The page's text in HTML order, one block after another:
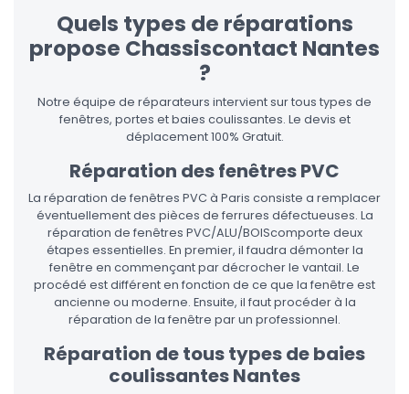
Quels types de réparations
propose Chassiscontact Nantes
?
Notre équipe de réparateurs intervient sur tous types de
fenêtres, portes et baies coulissantes. Le devis et
déplacement 100% Gratuit.
Réparation des fenêtres PVC
La réparation de fenêtres PVC à Paris consiste a remplacer
éventuellement des pièces de ferrures défectueuses. La
réparation de fenêtres PVC/ALU/BOIScomporte deux
étapes essentielles. En premier, il faudra démonter la
fenêtre en commençant par décrocher le vantail. Le
procédé est différent en fonction de ce que la fenêtre est
ancienne ou moderne. Ensuite, il faut procéder à la
réparation de la fenêtre par un professionnel.
Réparation de tous types de baies
coulissantes Nantes